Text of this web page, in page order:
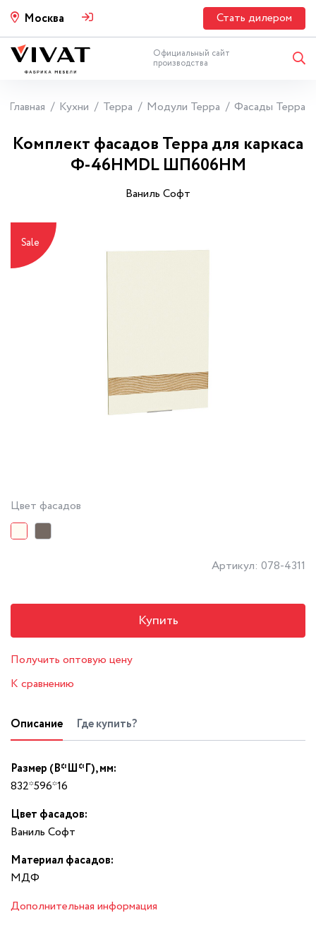
Москва Стать дилером
Официальный сайт
производства
Главная Кухни Терра Модули Терра Фасады Терра
Комплект фасадов Терра для каркаса
Ф-46НМDL ШП606НМ
Ваниль Софт
Sale
Цвет фасадов
Артикул: 078-4311
Купить
Получить оптовую цену
К сравнению
Описание Где купить?
Размер (В*Ш*Г), мм:
832*596*16
Цвет фасадов:
Ваниль Софт
Материал фасадов:
МДФ
Дополнительная информация